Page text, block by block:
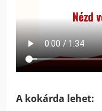
A kokárda lehet: